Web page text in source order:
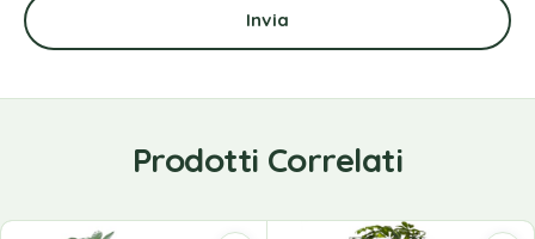
Prodotti Correlati